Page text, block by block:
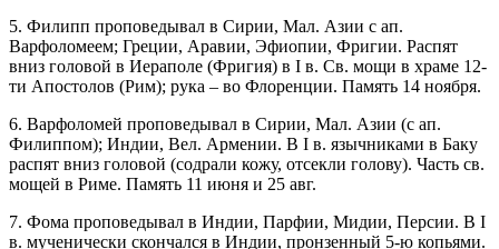
5. Филипп проповедывал в Сирии, Мал. Азии с ап.
Варфоломеем; Греции, Аравии, Эфиопии, Фригии. Распят
вниз головой в Иераполе (Фригия) в I в. Св. мощи в храме 12-
ти Апостолов (Рим); рука – во Флоренции. Память 14 ноября.
6. Варфоломей проповедывал в Сирии, Мал. Азии (с ап.
Филиппом); Индии, Вел. Армении. В I в. язычниками в Баку
распят вниз головой (содрали кожу, отсекли голову). Часть св.
мощей в Риме. Память 11 июня и 25 авг.
7. Фома проповедывал в Индии, Парфии, Мидии, Персии. В I
в. мученически скончался в Индии, пронзенный 5-ю копьями.